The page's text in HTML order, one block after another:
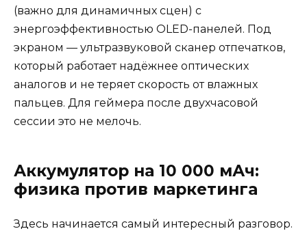
(важно для динамичных сцен) с
энергоэффективностью OLED-панелей. Под
экраном — ультразвуковой сканер отпечатков,
который работает надёжнее оптических
аналогов и не теряет скорость от влажных
пальцев. Для геймера после двухчасовой
сессии это не мелочь.
Аккумулятор на 10 000 мАч:
физика против маркетинга
Здесь начинается самый интересный разговор.